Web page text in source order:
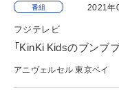
番組 2021年
フジテレビ
「KinKi Kidsのブンブ
アニヴェルセル 東京ベイ